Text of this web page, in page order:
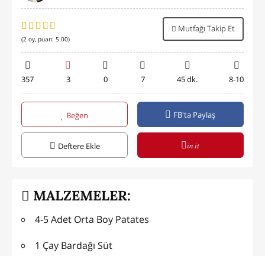
(2 oy, puan: 5.00)
Mutfağı Takip Et
357 3 0 7 45 dk. 8-10
Beğen FB'ta Paylaş
Deftere Ekle in it
MALZEMELER:
4-5 Adet Orta Boy Patates
1 Çay Bardağı Süt